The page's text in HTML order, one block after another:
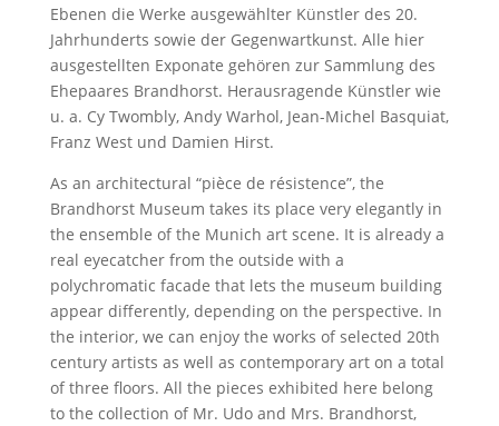
Ebenen die Werke ausgewählter Künstler des 20.
Jahrhunderts sowie der Gegenwartkunst. Alle hier
ausgestellten Exponate gehören zur Sammlung des
Ehepaares Brandhorst. Herausragende Künstler wie
u. a. Cy Twombly, Andy Warhol, Jean-Michel Basquiat,
Franz West und Damien Hirst.
As an architectural “pièce de résistence”, the
Brandhorst Museum takes its place very elegantly in
the ensemble of the Munich art scene. It is already a
real eyecatcher from the outside with a
polychromatic facade that lets the museum building
appear differently, depending on the perspective. In
the interior, we can enjoy the works of selected 20th
century artists as well as contemporary art on a total
of three floors. All the pieces exhibited here belong
to the collection of Mr. Udo and Mrs. Brandhorst,